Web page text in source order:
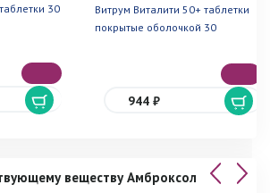
30
Витрум Виталити 50+ таблетки
покрытые оболочкой 30
944 ₽
веществу Амброксол